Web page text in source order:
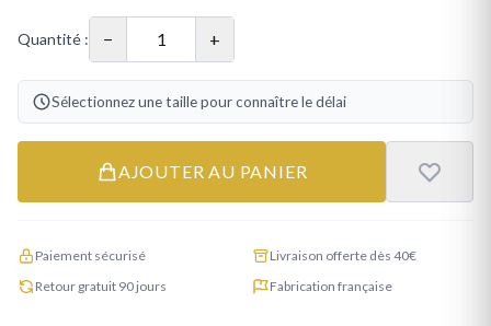
Quantité : − +
Sélectionnez une taille pour connaître le délai
AJOUTER AU PANIER
Paiement sécurisé
Livraison offerte dès 40€
Retour gratuit 90 jours
Fabrication française